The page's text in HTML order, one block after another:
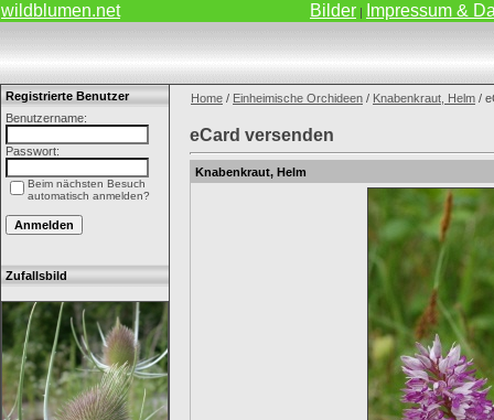
wildblumen.net Bilder | Impressum &
Registrierte Benutzer
Benutzername:
Passwort:
Beim nächsten Besuch
automatisch anmelden?
Zufallsbild
Home / Einheimische Orchideen / Knabenkraut, Helm /
eCard versenden
Knabenkraut, Helm